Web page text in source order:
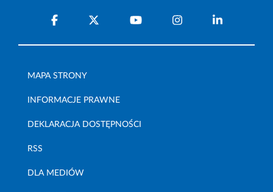
MAPA STRONY
INFORMACJE PRAWNE
DEKLARACJA DOSTĘPNOŚCI
RSS
DLA MEDIÓW